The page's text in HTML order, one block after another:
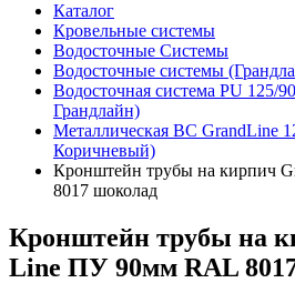
Каталог
Кровельные системы
Водосточные Системы
Водосточные системы
Водосточная система PU 125/
Грандлайн)
Металлическая ВС GrandLine
Коричневый)
Кронштейн трубы на кирпич
8017 шоколад
Кронштейн трубы на
Line ПУ 90мм RAL